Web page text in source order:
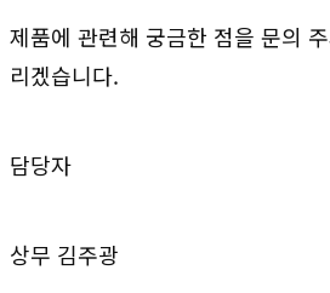
제품에 관련해 궁금한 점을 문의
리겠습니다.
담당자
상무 김주광